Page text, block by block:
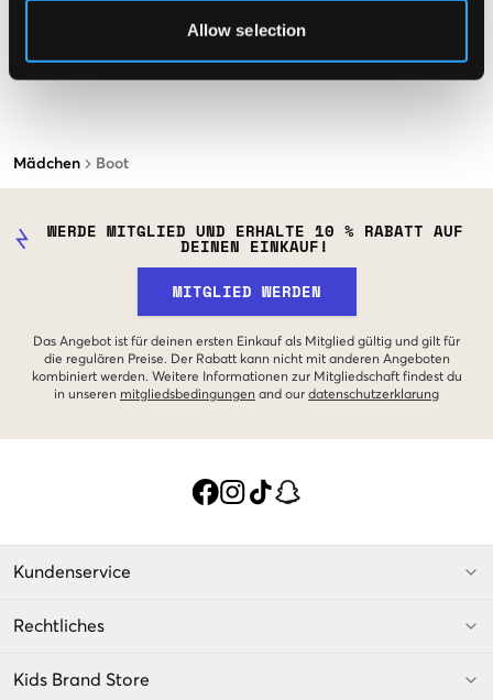
Allow selection
Mädchen Boot
WERDE MITGLIED UND ERHALTE 10 % RABATT AUF
DEINEN EINKAUF!
MITGLIED WERDEN
Das Angebot ist für deinen ersten Einkauf als Mitglied gültig und gilt für
die regulären Preise. Der Rabatt kann nicht mit anderen Angeboten
kombiniert werden. Weitere Informationen zur Mitgliedschaft findest du
in unseren mitgliedsbedingungen and our datenschutzerklarung
Kundenservice
Rechtliches
Kids Brand Store